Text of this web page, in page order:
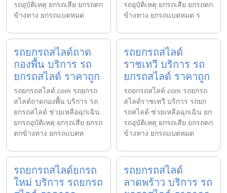
รถอุบัติเหตุ ยกรถเสีย ยกรถตก
ข้างทาง ยกรถแบตหมด
รถอุบัติเหตุ ยกรถเสีย ยกรถตก
ข้างทาง ยกรถแบตหมด ร
รถยกรถสไลด์ถาด
กองพื้น บริการ รถ
ยกรถสไลด์ ราคาถูก
รถยกรถสไลด์.com รถยกรถ
สไลด์ถาดกองพื้น บริการ รถ
ยกรถสไลด์ ช่วยเหลือฉุกเฉิน
ยกรถอุบัติเหตุ ยกรถเสีย ยกรถ
ตกข้างทาง ยกรถแบตห
รถยกรถสไลด์
ราชเทวี บริการ รถ
ยกรถสไลด์ ราคาถูก
รถยกรถสไลด์.com รถยกรถ
สไลด์ราชเทวี บริการ รถยก
รถสไลด์ ช่วยเหลือฉุกเฉิน ยก
รถอุบัติเหตุ ยกรถเสีย ยกรถตก
ข้างทาง ยกรถแบตหมด
รถยกรถสไลด์ยกรถ
ใหม่ บริการ รถยกรถ
รถยกรถสไลด์
ลาดพร้าว บริการ รถ